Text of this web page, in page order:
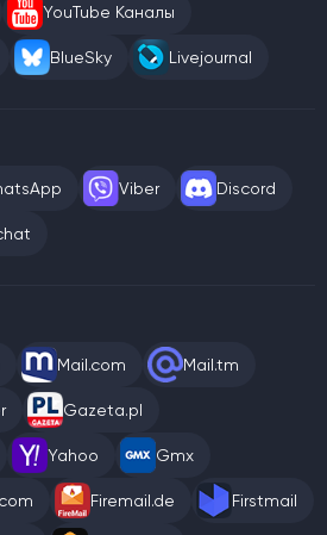
YouTube Каналы
BlueSky Livejournal
Viber Discord
Mail.com Mail.tm
Gazeta.pl
Yahoo Gmx
Firemail.de Firstmail